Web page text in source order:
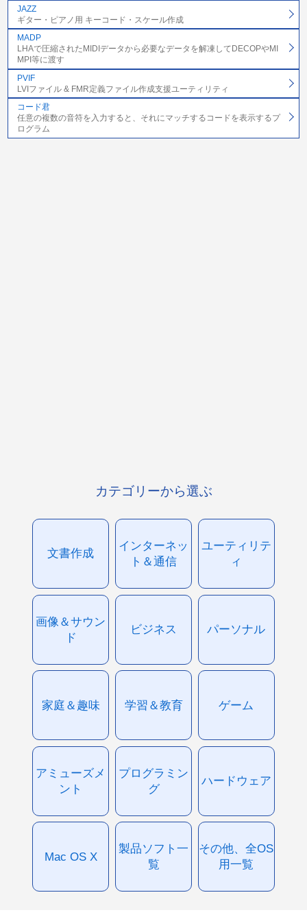
JAZZ
ギター・ピアノ用 キーコード・スケール作成
MADP
LHAで圧縮されたMIDIデータから必要なデータを解凍してDECOPやMI
MPI等に渡す
PVIF
LVIファイル & FMR定義ファイル作成支援ユーティリティ
コード君
任意の複数の音符を入力すると、それにマッチするコードを表示するプ
ログラム
カテゴリーから選ぶ
文書作成
インターネッ
ト＆通信
ユーティリテ
ィ
画像＆サウン
ド
ビジネス パーソナル
家庭＆趣味 学習＆教育 ゲーム
アミューズメ
ント
プログラミン
グ
ハードウェア
Mac OS X
製品ソフト一
覧
その他、全OS
用一覧